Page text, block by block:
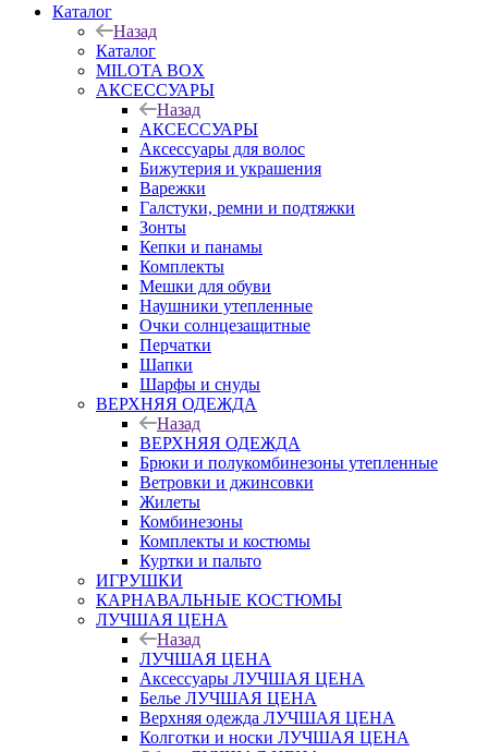
Каталог
Назад
Каталог
MILOTA BOX
АКСЕССУАРЫ
Назад
АКСЕССУАРЫ
Аксессуары для волос
Бижутерия и украшения
Варежки
Галстуки, ремни и подтяжки
Зонты
Кепки и панамы
Комплекты
Мешки для обуви
Наушники утепленные
Очки солнцезащитные
Перчатки
Шапки
Шарфы и снуды
ВЕРХНЯЯ ОДЕЖДА
Назад
ВЕРХНЯЯ ОДЕЖДА
Брюки и полукомбинезоны утепленные
Ветровки и джинсовки
Жилеты
Комбинезоны
Комплекты и костюмы
Куртки и пальто
ИГРУШКИ
КАРНАВАЛЬНЫЕ КОСТЮМЫ
ЛУЧШАЯ ЦЕНА
Назад
ЛУЧШАЯ ЦЕНА
Аксессуары ЛУЧШАЯ ЦЕНА
Белье ЛУЧШАЯ ЦЕНА
Верхняя одежда ЛУЧШАЯ ЦЕНА
Колготки и носки ЛУЧШАЯ ЦЕНА